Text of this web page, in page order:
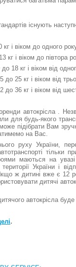
існують
і віком до одного
кг і віком до півтора
18 кг і віком від
до 25 кг і віком від
до 36 кг і віком від
автокрісла .
для будь-якого
підібрати Вам
на Вас.
руху України,
тільки
маються на
України і
ж дитині вже є 12
дитячі
автокрісла
.